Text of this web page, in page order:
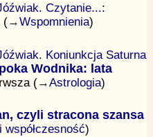
. Czytanie...:
(→Wspomnienia)
. Koniunkcja Saturna
Wodnika: lata
(→Astrologia)
czyli stracona szansa
współczesność)